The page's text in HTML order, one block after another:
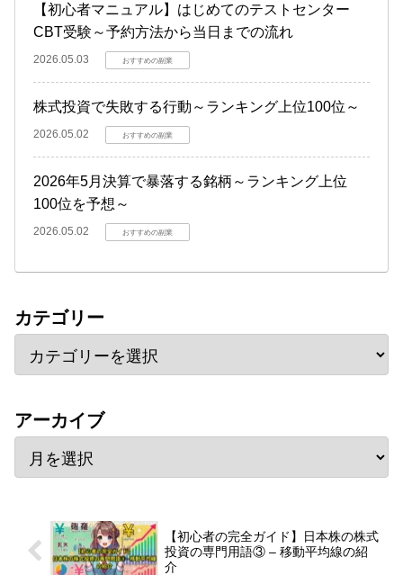
【初心者マニュアル】はじめてのテストセンター
CBT受験～予約方法から当日までの流れ
2026.05.03 おすすめの副業
株式投資で失敗する行動～ランキング上位100位～
2026.05.02 おすすめの副業
2026年5月決算で暴落する銘柄～ランキング上位
100位を予想～
2026.05.02 おすすめの副業
カテゴリー
アーカイブ
【初心者の完全ガイド】日本株の株式
投資の専門用語③ – 移動平均線の紹
介